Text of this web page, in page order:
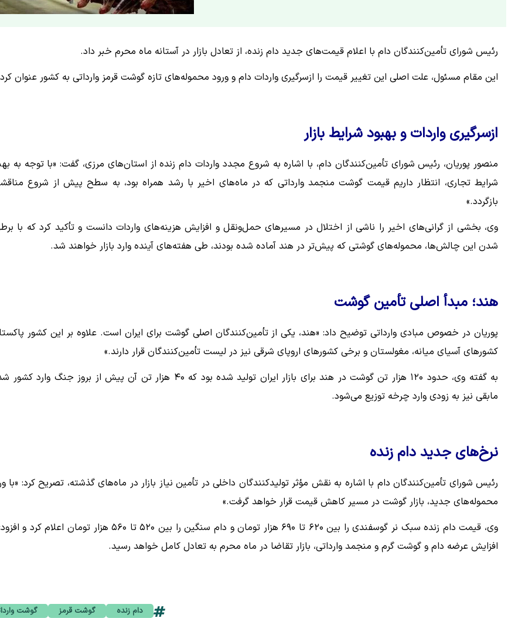
رئیس شورای تأمین‌کنندگان دام با اعلام قیمت‌های جدید دام زنده، از تعادل بازار در آستانه ماه محرم خبر داد.
این مقام مسئول، علت اصلی این تغییر قیمت را ازسرگیری واردات دام و ورود محموله‌های تازه گوشت قرمز وارداتی به کشور عنوان
ازسرگیری واردات و بهبود شرایط بازار
منصور پوریان، رئیس شورای تأمین‌کنندگان دام، با اشاره به شروع مجدد واردات دام زنده از استان‌های مرزی، گفت: «با توجه به
شرایط تجاری، انتظار داریم قیمت گوشت منجمد وارداتی که در ماه‌های اخیر با رشد همراه بود، به سطح پیش از شروع
بازگردد.»
وی، بخشی از گرانی‌های اخیر را ناشی از اختلال در مسیرهای حمل‌ونقل و افزایش هزینه‌های واردات دانست و تأکید کرد که با
شدن این چالش‌ها، محموله‌های گوشتی که پیش‌تر در هند آماده شده بودند، طی هفته‌های آینده وارد بازار خواهند شد.
هند؛ مبدأ اصلی تأمین گوشت
پوریان در خصوص مبادی وارداتی توضیح داد: «هند، یکی از تأمین‌کنندگان اصلی گوشت برای ایران است. علاوه بر این کشور
کشورهای آسیای میانه، مغولستان و برخی کشورهای اروپای شرقی نیز در لیست تأمین‌کنندگان قرار دارند.»
به گفته وی، حدود ۱۲۰ هزار تن گوشت در هند برای بازار ایران تولید شده بود که ۴۰ هزار تن آن پیش از بروز جنگ وارد
مابقی نیز به زودی وارد چرخه توزیع می‌شود.
نرخ‌های جدید دام زنده
رئیس شورای تأمین‌کنندگان دام با اشاره به نقش مؤثر تولیدکنندگان داخلی در تأمین نیاز بازار در ماه‌های گذشته، تصریح کرد: «با
محموله‌های جدید، بازار گوشت در مسیر کاهش قیمت قرار خواهد گرفت.»
وی، قیمت دام زنده سبک نر گوسفندی را بین ۶۲۰ تا ۶۹۰ هزار تومان و دام سنگین را بین ۵۲۰ تا ۵۶۰ هزار تومان اعلام
افزایش عرضه دام و گوشت گرم و منجمد وارداتی، بازار تقاضا در ماه محرم به تعادل کامل خواهد رسید.
دام زنده گوشت قرمز گوشت